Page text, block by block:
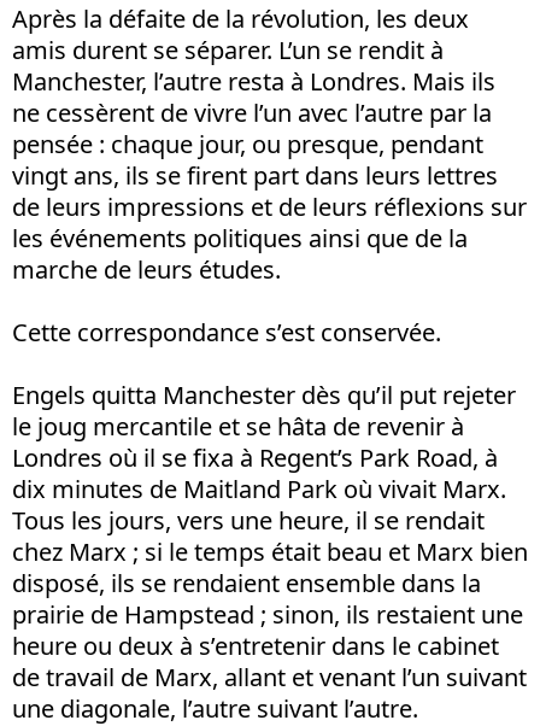
Après la défaite de la révolution, les deux
amis durent se séparer. L’un se rendit à
Manchester, l’autre resta à Londres. Mais ils
ne cessèrent de vivre l’un avec l’autre par la
pensée : chaque jour, ou presque, pendant
vingt ans, ils se firent part dans leurs lettres
de leurs impressions et de leurs réflexions sur
les événements politiques ainsi que de la
marche de leurs études.
Cette correspondance s’est conservée.
Engels quitta Manchester dès qu’il put rejeter
le joug mercantile et se hâta de revenir à
Londres où il se fixa à Regent’s Park Road, à
dix minutes de Maitland Park où vivait Marx.
Tous les jours, vers une heure, il se rendait
chez Marx ; si le temps était beau et Marx bien
disposé, ils se rendaient ensemble dans la
prairie de Hampstead ; sinon, ils restaient une
heure ou deux à s’entretenir dans le cabinet
de travail de Marx, allant et venant l’un suivant
une diagonale, l’autre suivant l’autre.